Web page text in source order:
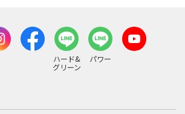
ハード&
グリーン
パワー